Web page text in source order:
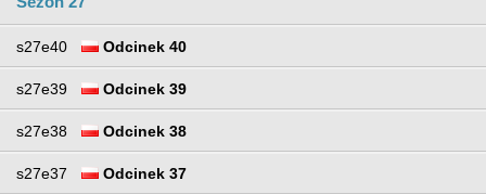
s27e40 Odcinek 40
s27e39 Odcinek 39
s27e38 Odcinek 38
s27e37 Odcinek 37